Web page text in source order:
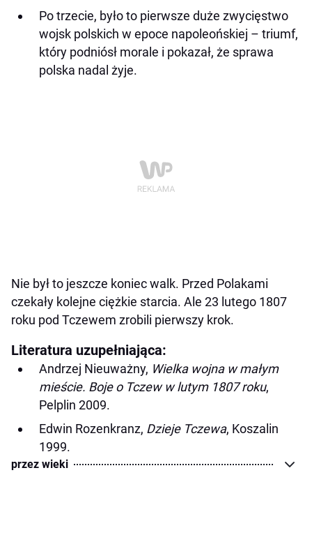
Po trzecie, było to pierwsze duże zwycięstwo
wojsk polskich w epoce napoleońskiej – triumf,
który podniósł morale i pokazał, że sprawa
polska nadal żyje.
Nie był to jeszcze koniec walk. Przed Polakami
czekały kolejne ciężkie starcia. Ale 23 lutego 1807
roku pod Tczewem zrobili pierwszy krok.
Literatura uzupełniająca:
Andrzej Nieuważny, Wielka wojna w małym
mieście. Boje o Tczew w lutym 1807 roku,
Pelplin 2009.
Edwin Rozenkranz, Dzieje Tczewa, Koszalin
1999.
przez wieki